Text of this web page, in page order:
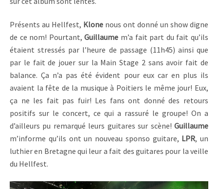
Présents au Hellfest, Klone nous ont donné un show digne
de ce nom! Pourtant,Guillaume m’a fait part du fait qu’ils
étaient stressés par l’heure de passage (11h45) ainsi que
par le fait de jouer sur la Main Stage 2 sans avoir fait de
balance. Ça n’a pas été évident pour eux car en plus ils
avaient la fête de la musique à Poitiers le même jour! Eux,
ça ne les fait pas fuir! Les fans ont donné des retours
positifs sur le concert, ce qui a rassuré le groupe! On a
d’ailleurs pu remarqué leurs guitares sur scène! Guillaume
m’informe qu’ils ont un nouveau sponso guitare, LPR, un
luthier en Bretagne qui leur a fait des guitares pour la veille
du Hellfest.